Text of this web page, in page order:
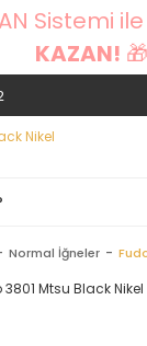
Sistemi ile
KAZAN! 🎁
Normal İğneler